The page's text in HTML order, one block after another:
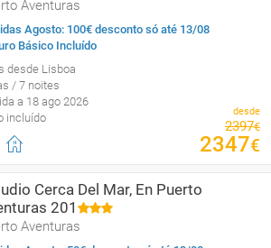
Aventuras
Agosto: 100€ desconto só até 13/08
Básico Incluído
desde Lisboa
/ 7 noites
a 18 ago 2026
incluído
desde
2397€
2347€
Cerca Del Mar, En Puerto
201
Aventuras